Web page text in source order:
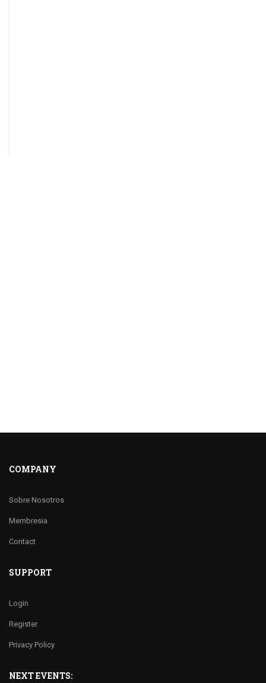
COMPANY
Sobre Nosotros
Membresia
Contact
SUPPORT
Login
Register
Privacy Policy
NEXT EVENTS: